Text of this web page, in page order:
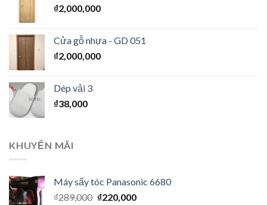
₫2,000,000
Cửa gỗ nhựa - GD 051
₫2,000,000
Dép vải 3
₫38,000
KHUYẾN MÃI
Máy sấy tóc Panasonic 6680
₫289,000 ₫220,000